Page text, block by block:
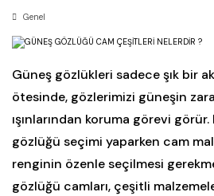
Genel
Güneş gözlükleri sadece şık bir
ötesinde, gözlerimizi güneşin
ışınlarından koruma görevi
gözlüğü seçimi yaparken cam
renginin özenle seçilmesi
gözlüğü camları, çeşitli